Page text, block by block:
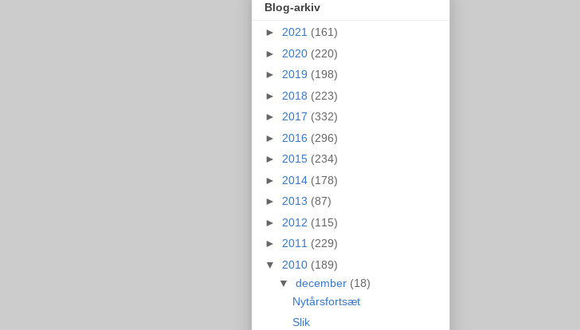
Blog-arkiv
► 2021 (161)
► 2020 (220)
► 2019 (198)
► 2018 (223)
► 2017 (332)
► 2016 (296)
► 2015 (234)
► 2014 (178)
► 2013 (87)
► 2012 (115)
► 2011 (229)
▼ 2010 (189)
▼ december (18)
Nytårsfortsæt
Slik